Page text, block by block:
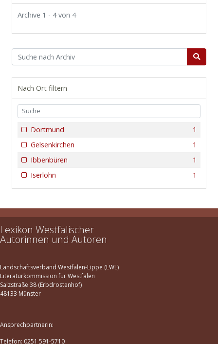
Archive 1 - 4 von 4
Nach Ort filtern
1
Dortmund
1
Gelsenkirchen
1
Ibbenbüren
1
Iserlohn
Lexikon Westfälischer
Autorinnen und Autoren
Landschaftsverband Westfalen-Lippe (LWL)
Literaturkommission für Westfalen
Salzstraße 38 (Erbdrostenhof)
48133 Münster
Ansprechpartnerin:
Telefon: 0251 591-5710